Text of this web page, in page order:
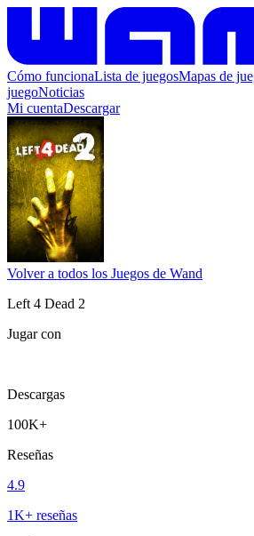
Cómo funcionaLista de juegosMapas de
juegoNoticias
Mi cuentaDescargar
Volver a todos los Juegos de Wand
Left 4 Dead 2
Jugar con
Descargas
100K+
Reseñas
4.9
1K+ reseñas